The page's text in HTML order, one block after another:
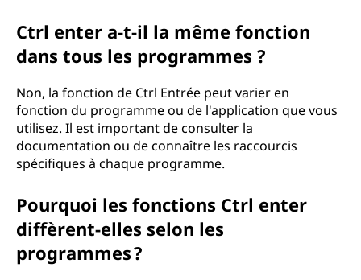
Ctrl enter a-t-il la même fonction
dans tous les programmes ?
Non, la fonction de Ctrl Entrée peut varier en
fonction du programme ou de l'application que vous
utilisez. Il est important de consulter la
documentation ou de connaître les raccourcis
spécifiques à chaque programme.
Pourquoi les fonctions Ctrl enter
diffèrent-elles selon les
programmes ?